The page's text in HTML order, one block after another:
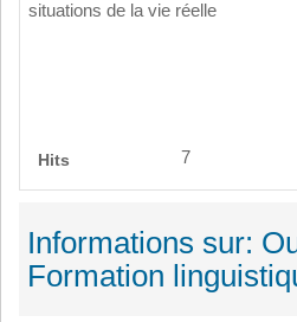
situations de la vie réelle
Hits 7
Informations sur:
Formation